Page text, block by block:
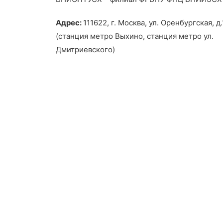
Адрес: 111622, г. Москва, ул. Оренбургская,
(станция метро Выхино, станция метро ул.
Дмитриевского)